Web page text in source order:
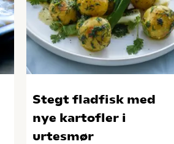
Stegt fladfisk med
nye kartofler i
urtesmør